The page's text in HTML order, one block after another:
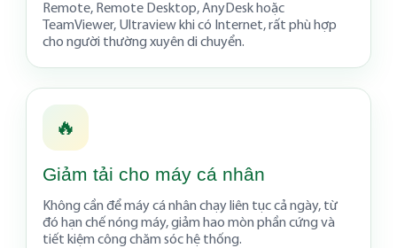
Remote, Remote Desktop, AnyDesk hoặc
TeamViewer, Ultraview khi có Internet, rất phù hợp
cho người thường xuyên di chuyển.
🔥
Giảm tải cho máy cá nhân
Không cần để máy cá nhân chạy liên tục cả ngày, từ
đó hạn chế nóng máy, giảm hao mòn phần cứng và
tiết kiệm công chăm sóc hệ thống.